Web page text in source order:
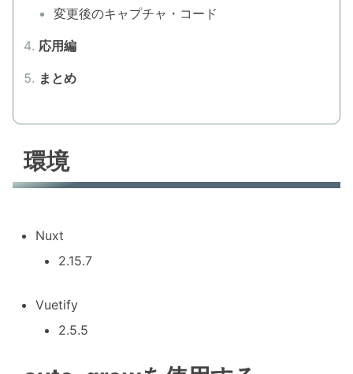
変更後のキャプチャ・コード
応用編
まとめ
環境
Nuxt
2.15.7
Vuetify
2.5.5